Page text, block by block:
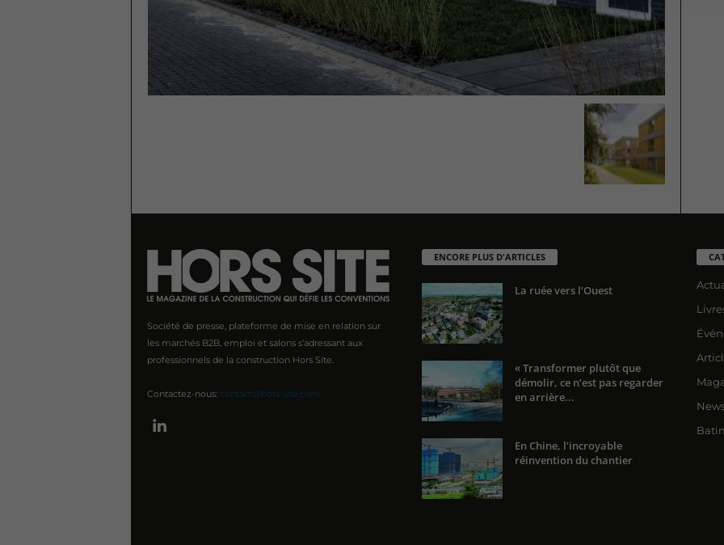
Société de presse, plateforme de mise en relation sur
les marchés B2B, emploi et salons s'adressant aux
professionnels de la construction Hors Site.
Contactez-nous: contact@hors-site.com
ENCORE PLUS D'ARTICLES
La ruée vers l’Ouest
« Transformer plutôt que
démolir, ce n’est pas regarder
en arrière...
En Chine, l’incroyable
réinvention du chantier